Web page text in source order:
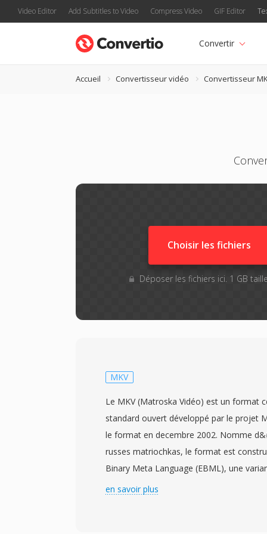
Video Editor Add Subtitles to Video Compress Video GIF Editor
Convertir
Accueil Convertisseur vidéo Convertisseur
Choisir les fichiers
Déposer les fichiers ici. 1 GB
MKV
Le MKV (Matroska Vidéo) est un format
standard ouvert développé par le projet
le format en decembre 2002. Nomme
russes matriochkas, le format est
Binary Meta Language (EBML), une
XML offrant une structuré flexible et
en savoir plus